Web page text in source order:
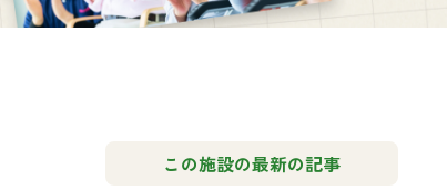
この施設の最新の記事